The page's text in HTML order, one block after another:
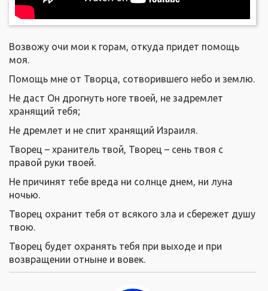
Возвожу очи мои к горам, откуда придет помощь
моя.
Помощь мне от Творца, сотворившего небо и землю.
Не даст Он дрогнуть ноге твоей, не задремлет
хранящий тебя;
Не дремлет и не спит хранящий Израиля.
Творец – хранитель твой, Творец – сень твоя с
правой руки твоей.
Не причинят тебе вреда ни солнце днем, ни луна
ночью.
Творец охранит тебя от всякого зла и сбережет душу
твою.
Творец будет охранять тебя при выходе и при
возвращении отныне и вовек.